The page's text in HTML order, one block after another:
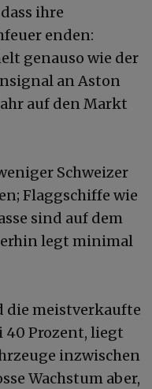
ihre
enden:
genauso wie der
an Aston
auf den Markt
Schweizer
Flaggschiffe wie
sind auf dem
legt minimal
die meistverkaufte
40 Prozent, liegt
inzwischen
Wachstum aber,